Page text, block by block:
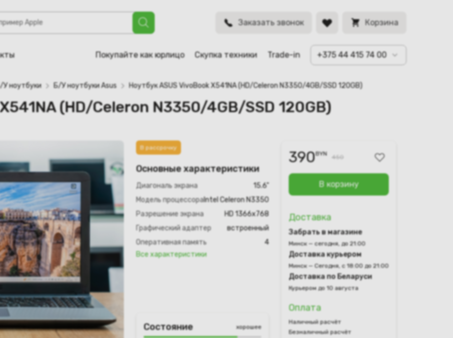
Заказать звонок Корзина
Покупайте как юрлицо Скупка техники Trade-in +375 44 415 74 00
Celeron N3350/4GB/SSD 120GB)
У ноутбуки Б/У ноутбуки Asus Ноутбук ASUS VivoBook X541NA (HD/Celeron N3350/4GB/SSD 120GB)
(HD/Celeron N3350/4GB/SSD 120GB)
В рассрочку
Основные характеристики
Диагональ экрана
15.6"
Модель процессораIntel Celeron N3350
Разрешение экрана
HD 1366х768
Графический адаптер
встроенный
Оперативная память
4
Все характеристики
Состояние хорошее
390BYN 450
В корзину
Доставка
Забрать в магазине
Минск — сегодня, до 21:00
Доставка курьером
Минск — Сегодня, с 18:00 до 21:00
Доставка по Беларуси
Курьером до 10 августа
Оплата
Наличный расчёт
Безналичный расчёт